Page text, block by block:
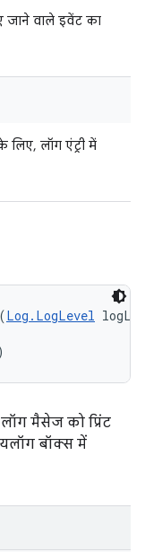
जाने वाले इवेंट का
लिए, लॉग एंट्री में
Log.LogLevel
मैसेज को प्रिंट
बॉक्स में